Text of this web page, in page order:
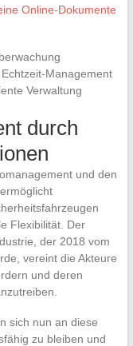
Online-Dokumente
Management
Verwaltung
durch
und den
Flexibilität. Der
der 2018 vom
vereint die Akteure
und deren
sich nun an diese
zu bleiben und